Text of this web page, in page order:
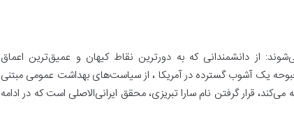
از دانشمندانی که به دورترین نقاط کیهان و عمیق‌ترین اعماق
یک آشوب گسترده در آمریکا ، از سیاست‌های بهداشت عمومی مبتنی
قرار گرفتن نام سارا تبریزی، محقق ایرانی‌الاصلی است که در ادامه